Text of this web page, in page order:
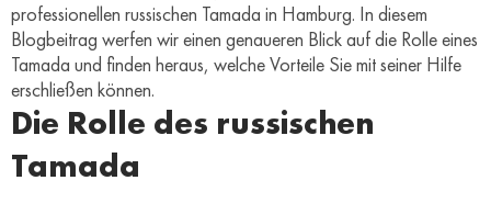
professionellen russischen Tamada in Hamburg. In diesem
Blogbeitrag werfen wir einen genaueren Blick auf die Rolle eines
Tamada und finden heraus, welche Vorteile Sie mit seiner Hilfe
erschließen können.
Die Rolle des russischen
Tamada